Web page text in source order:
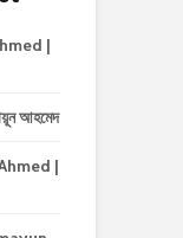
|
আহমেদ
|